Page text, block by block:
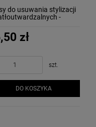
do usuwania stylizacji
-
zł
szt.
DO KOSZYKA